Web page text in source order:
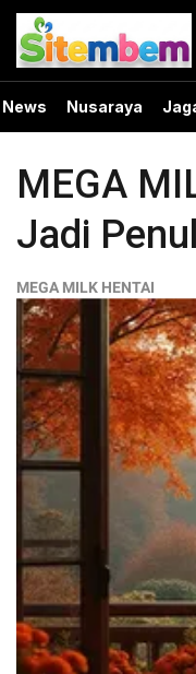
News Nusaraya
MEGA
Jadi
MEGA MILK HENTAI